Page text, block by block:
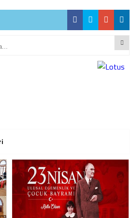
DÜNYASINDAN
DÜNYASINDAN